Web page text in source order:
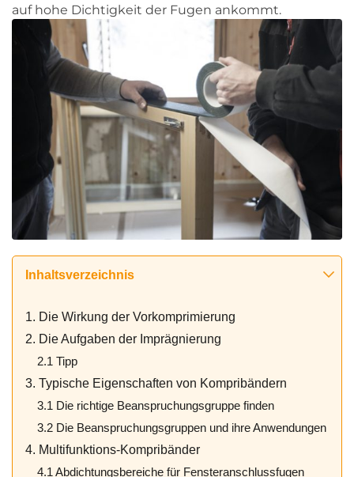
auf hohe Dichtigkeit der Fugen ankommt.
Inhaltsverzeichnis
1. Die Wirkung der Vorkomprimierung
2. Die Aufgaben der Imprägnierung
2.1 Tipp
3. Typische Eigenschaften von Kompribändern
3.1 Die richtige Beanspruchungsgruppe finden
3.2 Die Beanspruchungsgruppen und ihre Anwendungen
4. Multifunktions-Kompribänder
4.1 Abdichtungsbereiche für Fensteranschlussfugen